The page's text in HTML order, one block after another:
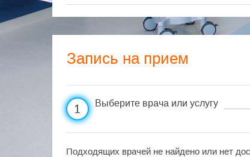
Запись на прием
1 Выберите врача или услугу
Подходящих врачей не найдено или нет